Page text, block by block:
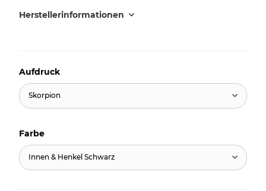
Herstellerinformationen
Aufdruck
Skorpion
Farbe
Innen & Henkel Schwarz